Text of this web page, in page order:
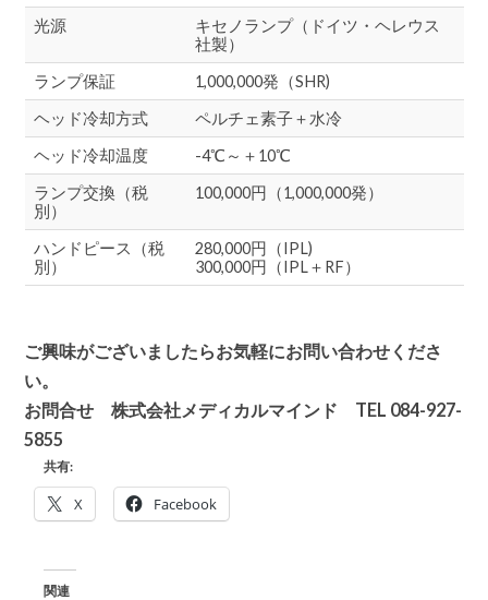
光源
キセノランプ（ドイツ・ヘレウス
社製）
ランプ保証
1,000,000発（SHR)
ヘッド冷却方式
ペルチェ素子＋水冷
ヘッド冷却温度
-4℃～＋10℃
ランプ交換（税
別）
100,000円（1,000,000発）
ハンドピース（税
別）
280,000円（IPL)
300,000円（IPL＋RF）
ご興味がございましたらお気軽にお問い合わせくださ
い。
お問合せ 株式会社メディカルマインド TEL 084-927-
5855
共有:
X Facebook
関連